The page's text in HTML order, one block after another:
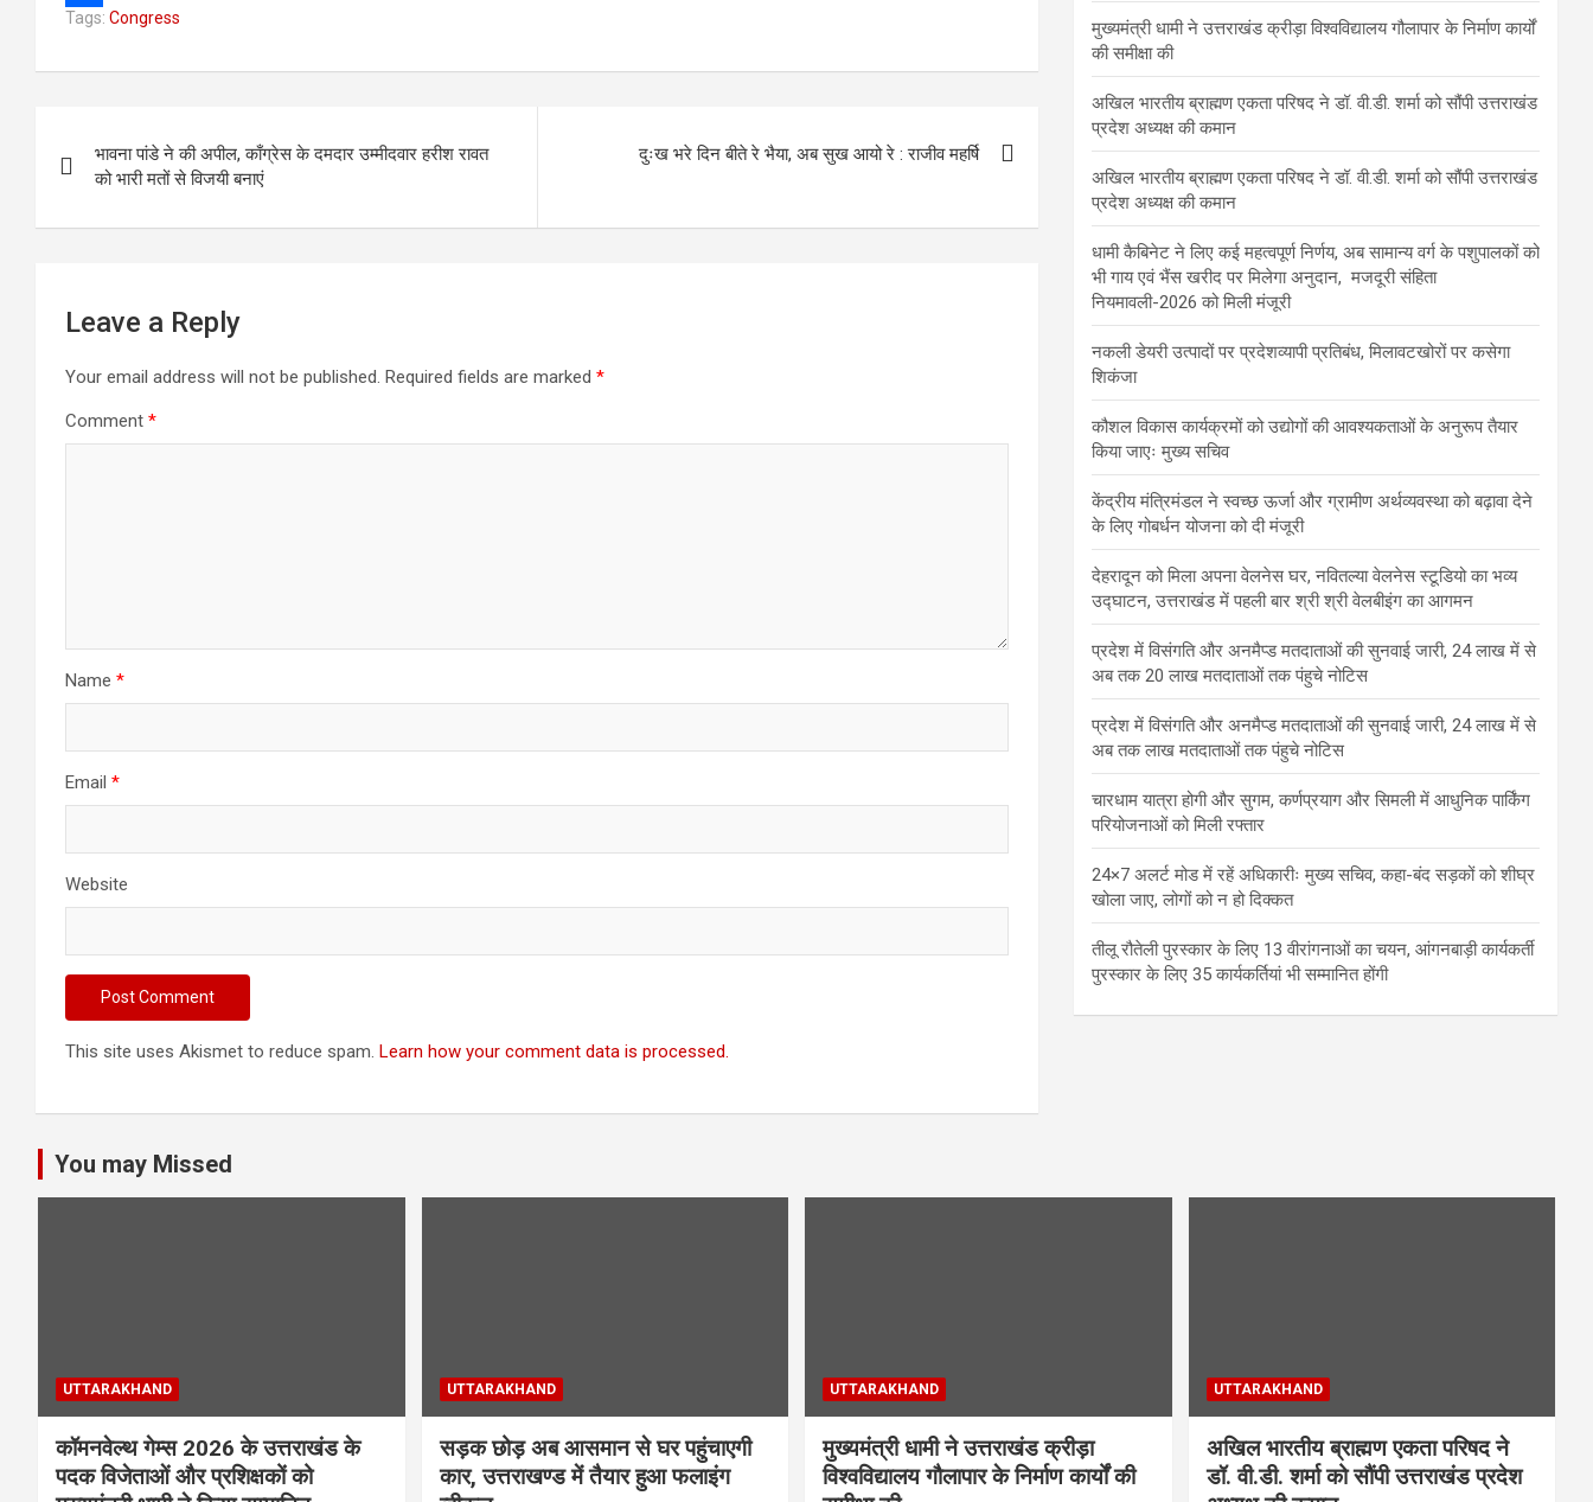
c
o
w
e
S
e
Tags: Congress
navigation
भावना पांडे ने की अपील, काँग्रेस के दमदार उम्मीदवार हरीश रावत
को भारी मतों से विजयी बनाएं
दुःख भरे दिन बीते रे भैया, अब सुख आयो रे : राजीव महर्षि
Leave a Reply
Your email address will not be published. Required fields are marked *
Comment *
Name *
Email *
Website
This site uses Akismet to reduce spam. Learn how your comment data is processed.
मुख्यमंत्री धामी ने उत्तराखंड क्रीड़ा विश्वविद्यालय गौलापार के निर्माण कार्यों
की समीक्षा की
अखिल भारतीय ब्राह्मण एकता परिषद ने डॉ. वी.डी. शर्मा को सौंपी उत्तराखंड
प्रदेश अध्यक्ष की कमान
अखिल भारतीय ब्राह्मण एकता परिषद ने डॉ. वी.डी. शर्मा को सौंपी उत्तराखंड
प्रदेश अध्यक्ष की कमान
धामी कैबिनेट ने लिए कई महत्वपूर्ण निर्णय, अब सामान्य वर्ग के पशुपालकों को
भी गाय एवं भैंस खरीद पर मिलेगा अनुदान, मजदूरी संहिता
नियमावली-2026 को मिली मंजूरी
नकली डेयरी उत्पादों पर प्रदेशव्यापी प्रतिबंध, मिलावटखोरों पर कसेगा
शिकंजा
कौशल विकास कार्यक्रमों को उद्योगों की आवश्यकताओं के अनुरूप तैयार
किया जाएः मुख्य सचिव
केंद्रीय मंत्रिमंडल ने स्वच्छ ऊर्जा और ग्रामीण अर्थव्यवस्था को बढ़ावा देने
के लिए गोबर्धन योजना को दी मंजूरी
देहरादून को मिला अपना वेलनेस घर, नवितल्या वेलनेस स्टूडियो का भव्य
उद्घाटन, उत्तराखंड में पहली बार श्री श्री वेलबीइंग का आगमन
प्रदेश में विसंगति और अनमैप्ड मतदाताओं की सुनवाई जारी, 24 लाख में से
अब तक 20 लाख मतदाताओं तक पंहुचे नोटिस
प्रदेश में विसंगति और अनमैप्ड मतदाताओं की सुनवाई जारी, 24 लाख में से
अब तक लाख मतदाताओं तक पंहुचे नोटिस
चारधाम यात्रा होगी और सुगम, कर्णप्रयाग और सिमली में आधुनिक पार्किंग
परियोजनाओं को मिली रफ्तार
24×7 अलर्ट मोड में रहें अधिकारीः मुख्य सचिव, कहा-बंद सड़कों को शीघ्र
खोला जाए, लोगों को न हो दिक्कत
तीलू रौतेली पुरस्कार के लिए 13 वीरांगनाओं का चयन, आंगनबाड़ी कार्यकर्ती
पुरस्कार के लिए 35 कार्यकर्तियां भी सम्मानित होंगी
You may Missed
UTTARAKHAND
कॉमनवेल्थ गेम्स 2026 के उत्तराखंड के
पदक विजेताओं और प्रशिक्षकों को
UTTARAKHAND
सड़क छोड़ अब आसमान से घर पहुंचाएगी
कार, उत्तराखण्ड में तैयार हुआ फलाइंग
UTTARAKHAND
मुख्यमंत्री धामी ने उत्तराखंड क्रीड़ा
विश्वविद्यालय गौलापार के निर्माण कार्यों की
UTTARAKHAND
अखिल भारतीय ब्राह्मण एकता परिषद ने
डॉ. वी.डी. शर्मा को सौंपी उत्तराखंड प्रदेश